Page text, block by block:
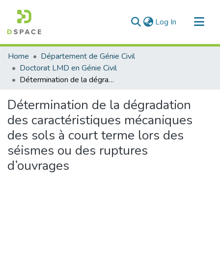
Log In (current)
Communities & Collections
All of DSpace
Statistics
Home
Département de Génie Civil
Doctorat LMD en Génie Civil
Détermination de la dégradation des caractéristiques mécaniques des sols à court terme lors des séismes ou des ruptures d’ouvrages
Détermination de la dégradation
des caractéristiques mécaniques
des sols à court terme lors des
séismes ou des ruptures
d’ouvrages